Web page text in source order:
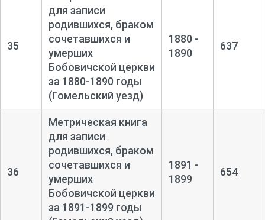
35
для записи
родившихся, браком
сочетавшихся и
умерших
Бобовичской церкви
за 1880-1890 годы
(Гомельский уезд)
1880 -
1890
637
36
Метрическая книга
для записи
родившихся, браком
сочетавшихся и
умерших
Бобовичской церкви
за 1891-1899 годы
1891 -
1899
654